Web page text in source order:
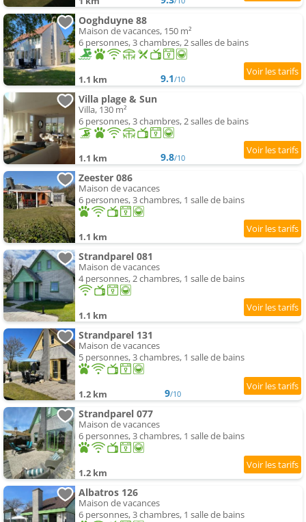
Ooghduyne 88
Maison de vacances, 150 m²
6 personnes, 3 chambres, 2 salles de bains
1.1 km 9.1/10
Villa plage & Sun
Villa, 130 m²
6 personnes, 3 chambres, 2 salles de bains
1.1 km 9.8/10
Zeester 086
Maison de vacances
6 personnes, 3 chambres, 1 salle de bains
1.1 km
Strandparel 081
Maison de vacances
4 personnes, 2 chambres, 1 salle de bains
1.1 km
Strandparel 131
Maison de vacances
5 personnes, 3 chambres, 1 salle de bains
1.2 km 9/10
Strandparel 077
Maison de vacances
6 personnes, 3 chambres, 1 salle de bains
1.2 km
Albatros 126
Maison de vacances
6 personnes, 3 chambres, 1 salle de bains